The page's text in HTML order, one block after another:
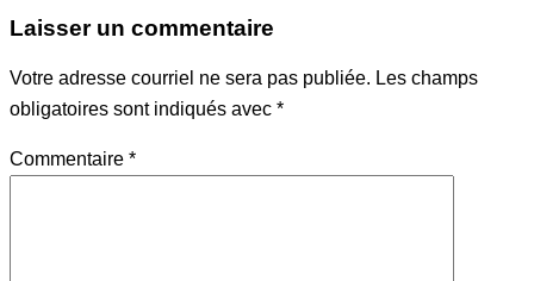
Laisser un commentaire
Votre adresse courriel ne sera pas publiée. Les champs
obligatoires sont indiqués avec *
Commentaire *